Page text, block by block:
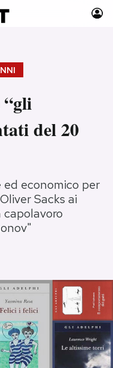
Europa
Altrecose
del 20
economico per
Sacks ai